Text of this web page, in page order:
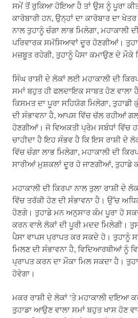
ਸਮੇਂ ਤੋਂ ਰੁਕਿਆ ਹੋਇਆ ਹੈ ਤਾਂ ਉਸ ਨੂੰ ਪੂਰਾ
ਕਾਰੋਬਾਰੀ ਹਨ, ਉਨ੍ਹਾਂ ਦਾ ਕਾਰੋਬਾਰ ਦਾ
ਨਾਲ ਤੁਹਾਨੂੰ ਚੰਗਾ ਲਾਭ ਮਿਲੇਗਾ, ਮਹਾਕਾਲੀ
ਪਰਿਵਾਰਕ ਸਮੱਸਿਆਵਾਂ ਦੂਰ ਹੋਣਗੀਆਂ।
ਮਜ਼ਬੂਤ ​​ਰਹੇਗੀ, ਤੁਹਾਨੂੰ ਪੈਸਾ ਕਮਾਉਣ ਦੇ ਮੌਕੇ
ਸਿੰਘ ਰਾਸ਼ੀ ਦੇ ਲੋਕਾਂ ਲਈ ਮਹਾਕਾਲੀ ਦੀ
ਸਮਾਂ ਬਹੁਤ ਹੀ ਫਲਦਾਇਕ ਸਾਬਤ ਹੋਣ ਵਾਲਾ
ਕਿਸਮਤ ਦਾ ਪੂਰਾ ਸਹਿਯੋਗ ਮਿਲੇਗਾ, ਤੁਹਾਡੀ
ਦੀ ਸੰਭਾਵਨਾ ਹੈ, ਆਪਸ ਵਿੱਚ ਚੱਲ ਰਹੀਆਂ
ਹੋਣਗੀਆਂ। ਜੋ ਵਿਅਕਤੀ ਪ੍ਰੇਮ ਸਬੰਧਾਂ ਵਿੱਚ
ਚਾਹੀਦਾ ਹੈ ਇਹ ਸੰਭਵ ਹੈ ਕਿ ਇਸ ਰਾਸ਼ੀ ਦੇ
ਵਿੱਚ ਚੰਗਾ ਲਾਭ ਮਿਲੇਗਾ, ਮਹਾਕਾਲੀ ਦੀ
ਸਾਰੀਆਂ ਮੁਸ਼ਕਲਾਂ ਦੂਰ ਹੋ ਜਾਣਗੀਆਂ, ਤੁਹਾਡੇ
ਮਹਾਕਾਲੀ ਦੀ ਕਿਰਪਾ ਨਾਲ ਤੁਲਾ ਰਾਸ਼ੀ ਦੇ
ਵਿੱਚ ਤਰੱਕੀ ਹੋਣ ਦੀ ਸੰਭਾਵਨਾ ਹੈ। ਉੱਚ
ਹੋਣਗੇ। ਤੁਹਾਡੇ ਮਨ ਅਨੁਸਾਰ ਕੰਮ ਪੂਰਾ ਹੋ
ਕਰਨ ਵਾਲੇ ਲੋਕਾਂ ਦੀ ਪੂਰੀ ਮਦਦ ਮਿਲੇਗੀ।
ਪੈਸਾ ਵਾਪਸ ਪ੍ਰਾਪਤ ਕਰ ਸਕਦੇ ਹੋ। ਤੁਹਾਨੂੰ
ਮਿਲਣ ਦੀ ਸੰਭਾਵਨਾ ਹੈ, ਵਿਦਿਆਰਥੀਆਂ ਨੂੰ
ਪ੍ਰਾਪਤ ਕਰਨ ਦਾ ਮੌਕਾ ਮਿਲ ਸਕਦਾ ਹੈ।
ਹੋਵੇਗਾ।
ਮਕਰ ਰਾਸ਼ੀ ਦੇ ਲੋਕਾਂ ‘ਤੇ ਮਹਾਕਾਲੀ ਦਇਆ
ਤੁਹਾਡਾ ਆਉਣ ਵਾਲਾ ਸਮਾਂ ਬਹੁਤ ਖਾਸ ਹੋਣ